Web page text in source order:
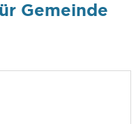
Gemeinde